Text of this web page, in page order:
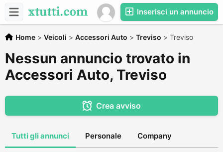
Inserisci un annuncio
Home > Veicoli > Accessori Auto > Treviso > Treviso
Nessun annuncio trovato in
Accessori Auto, Treviso
Crea avviso
Tutti gli annunci Personale Company